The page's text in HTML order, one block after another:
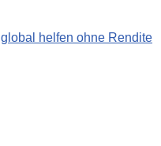
helfen ohne Rendite